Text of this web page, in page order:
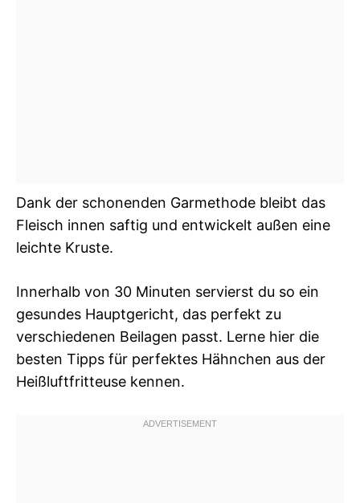
Dank der schonenden Garmethode bleibt das
Fleisch innen saftig und entwickelt außen eine
leichte Kruste.
Innerhalb von 30 Minuten servierst du so ein
gesundes Hauptgericht, das perfekt zu
verschiedenen Beilagen passt. Lerne hier die
besten Tipps für perfektes Hähnchen aus der
Heißluftfritteuse kennen.